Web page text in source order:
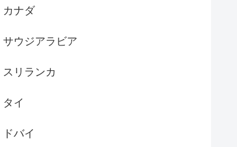
カナダ
サウジアラビア
スリランカ
タイ
ドバイ